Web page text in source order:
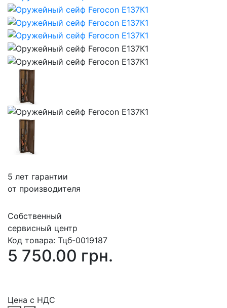
5 лет гарантии
от производителя
Собственный
сервисный центр
Код товара: Тцб-0019187
5 750.00 грн.
Цена с НДС